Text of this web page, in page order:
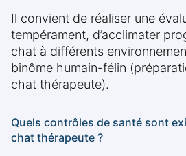
Il convient de réaliser une
tempérament, d’acclimater
chat à différents
binôme humain-félin
chat thérapeute).
Quels contrôles de santé sont
chat thérapeute ?